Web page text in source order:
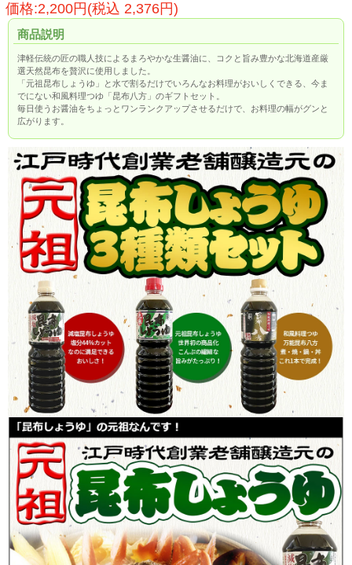
価格:2,200円(税込 2,376円)
商品説明
津軽伝統の匠の職人技によるまろやかな生醤油に、コクと旨み豊かな北海道産厳
選天然昆布を贅沢に使用しました。
「元祖昆布しょうゆ」と水で割るだけでいろんなお料理がおいしくできる、今ま
でにない和風料理つゆ「昆布八方」のギフトセット。
毎日使うお醤油をちょっとワンランクアップさせるだけで、お料理の幅がグンと
広がります。